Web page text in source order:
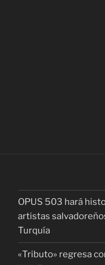
OPUS 503 hará
artistas
Turquía
«Tributo» regresa